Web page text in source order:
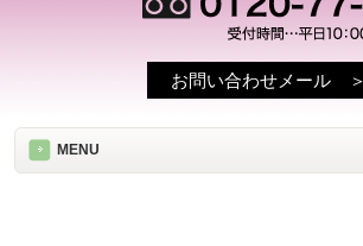
お問い合わせメール ＞
MENU